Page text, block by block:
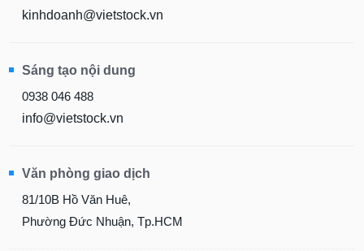
kinhdoanh@vietstock.vn
Sáng tạo nội dung
0938 046 488
info@vietstock.vn
Văn phòng giao dịch
81/10B Hồ Văn Huê,
Phường Đức Nhuận, Tp.HCM
chính
Công
đầu
Truyền